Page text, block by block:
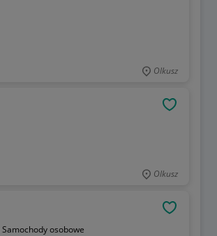
Olkusz
Olkusz
Samochody osobowe